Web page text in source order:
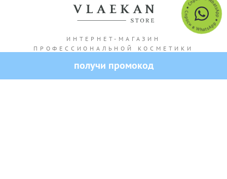
ИНТЕРНЕТ-МАГАЗИН
ПРОФЕССИОНАЛЬНОЙ КОСМЕТИКИ
-10% на первый заказ